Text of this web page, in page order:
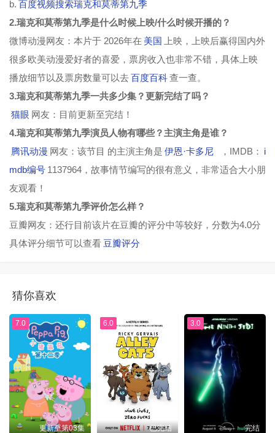
b. 百度视频搜索瑞克和莫蒂第九季
2.瑞克和莫蒂第九季是什么时候上映/什么时候开播的？
微博动漫网友：本片于 2026年在 美国
上映，上映后赢得国内外
很多欧美动漫爱好者的喜爱，票房收入也非常不错，具体上映
播放细节以及票房数量可以去百度百科查一查。
3.瑞克和莫蒂第九季一共多少集？更新完结了吗？
猫眼 网友：目前更新至完结！
4.瑞克和莫蒂第九季演员人物有哪些？主演主角是谁？
腾讯动漫 网友：该节目 的主演主角是 伊恩·卡多尼 ，IMDB： i
mdb编号 1137964，故事情节编写的很有意义，非常适合大小朋
友观看！
5.瑞克和莫蒂第九季评价怎么样？
豆瓣网友：还行目前该片在豆瓣的评分中等较好，分数为4.0分
具体评分细节可以查看 豆瓣评分
猜你喜欢
7.0
更新至第03集
6.0
已完结
3.0
完结